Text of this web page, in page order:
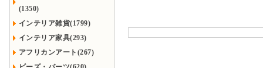
(1350)
インテリア雑貨(1799)
インテリア家具(293)
アフリカンアート(267)